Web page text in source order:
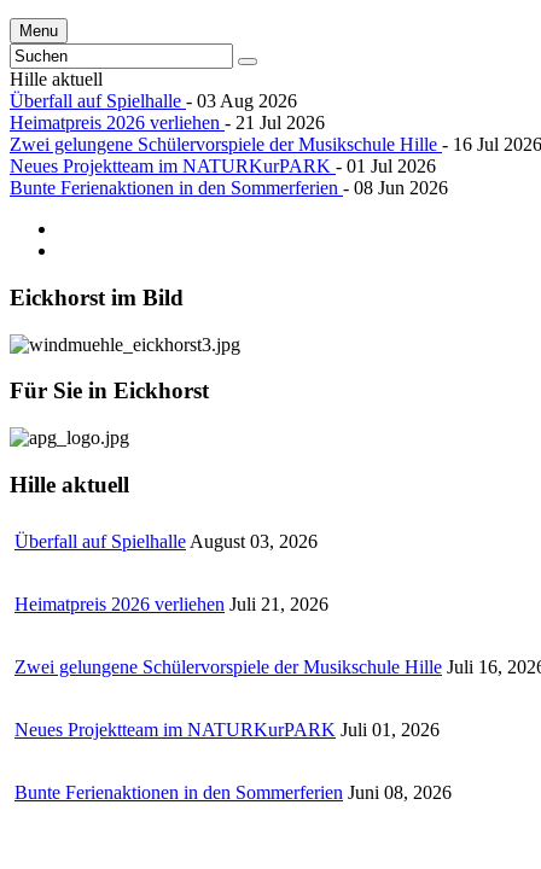
Menu
Hille aktuell
Überfall auf Spielhalle - 03 Aug 2026
Heimatpreis 2026 verliehen - 21 Jul 2026
Zwei gelungene Schülervorspiele der Musikschule Hille - 16 Jul 2026
Neues Projektteam im NATURKurPARK - 01 Jul 2026
Bunte Ferienaktionen in den Sommerferien - 08 Jun 2026
Eickhorst im Bild
Für Sie in Eickhorst
Hille aktuell
Überfall auf Spielhalle August 03, 2026
Heimatpreis 2026 verliehen Juli 21, 2026
Zwei gelungene Schülervorspiele der Musikschule Hille Juli 16,
Neues Projektteam im NATURKurPARK Juli 01, 2026
Bunte Ferienaktionen in den Sommerferien Juni 08, 2026